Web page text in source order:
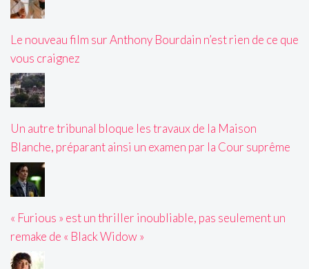
Le nouveau film sur Anthony Bourdain n’est rien de ce que
vous craignez
Un autre tribunal bloque les travaux de la Maison
Blanche, préparant ainsi un examen par la Cour suprême
« Furious » est un thriller inoubliable, pas seulement un
remake de « Black Widow »